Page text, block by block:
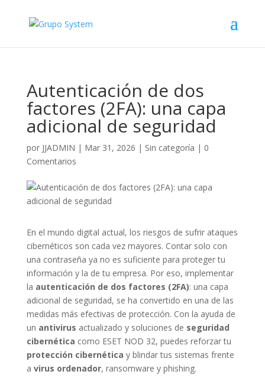
Autenticación de dos
factores (2FA): una capa
adicional de seguridad
por JJADMIN | Mar 31, 2026 | Sin categoría | 0
Comentarios
En el mundo digital actual, los riesgos de sufrir ataques
cibernéticos son cada vez mayores. Contar solo con
una contraseña ya no es suficiente para proteger tu
información y la de tu empresa. Por eso, implementar
la autenticación de dos factores (2FA): una capa
adicional de seguridad, se ha convertido en una de las
medidas más efectivas de protección. Con la ayuda de
un antivirus actualizado y soluciones de seguridad
cibernética como ESET NOD 32, puedes reforzar tu
protección cibernética y blindar tus sistemas frente
a virus ordenador, ransomware y phishing.